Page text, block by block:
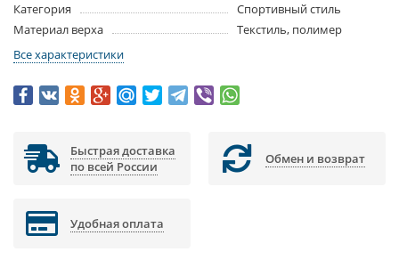
Категория
Спортивный стиль
Материал верха
Текстиль, полимер
Все характеристики
Быстрая доставка
по всей России
Обмен и возврат
Удобная оплата